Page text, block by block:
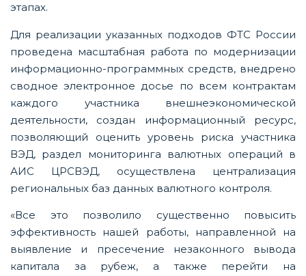
этапах.
Для реализации указанных подходов ФТС России
проведена масштабная работа по модернизации
информационно-программных средств, внедрено
сводное электронное досье по всем контрактам
каждого участника внешнеэкономической
деятельности, создан информационный ресурс,
позволяющий оценить уровень риска участника
ВЭД, раздел мониторинга валютных операций в
АИС ЦРСВЭД, осуществлена централизация
региональных баз данных валютного контроля.
«Все это позволило существенно повысить
эффективность нашей работы, направленной на
выявление и пресечение незаконного вывода
капитала за рубеж, а также перейти на